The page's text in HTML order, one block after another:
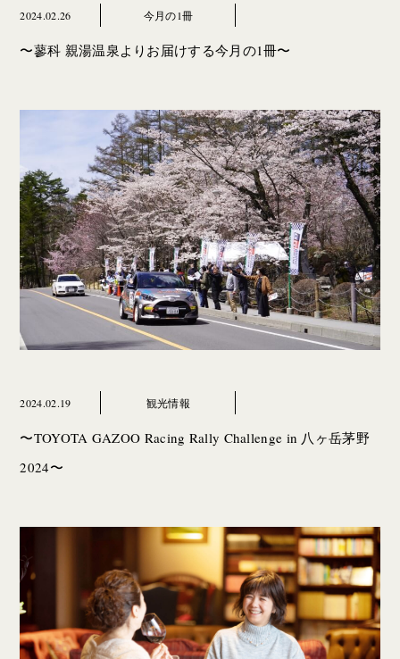
2024.02.26 今月の1冊
〜蓼科 親湯温泉よりお届けする今月の1冊〜
2024.02.19 観光情報
〜TOYOTA GAZOO Racing Rally Challenge in 八ヶ岳茅野
2024〜